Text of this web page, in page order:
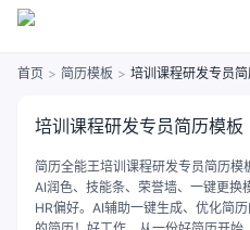
首页 > 简历模板 > 培训课程研发专员
培训课程研发专员简历模板
简历全能王培训课程研发专员简历模
AI润色、技能条、荣誉墙、一键更换
HR偏好。AI辅助一键生成、优化简